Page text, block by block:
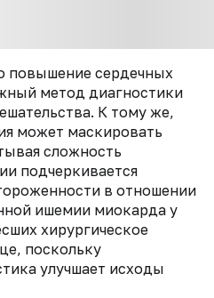
повышение сердечных
метод диагностики
К тому же,
может маскировать
сложность
подчеркивается
в отношении
ишемии миокарда у
хирургическое
поскольку
улучшает исходы